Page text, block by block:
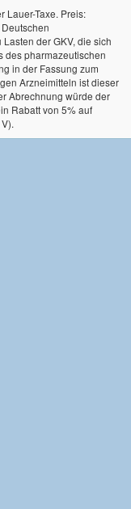
Lauer-Taxe. Preis:
der GKV, die sich
des pharmazeutischen
in der Fassung zum
Arzneimitteln ist dieser
Abrechnung würde der
Rabatt von 5% auf